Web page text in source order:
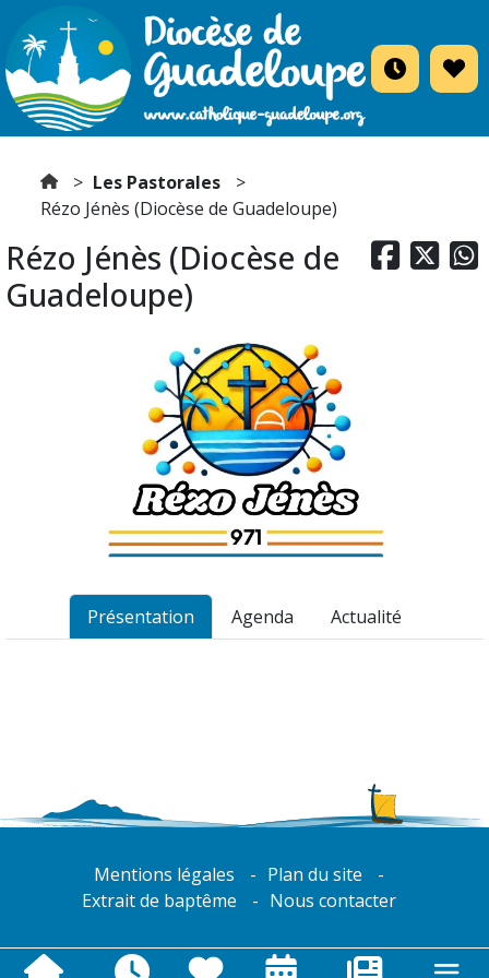
Les Pastorales
Rézo Jénès (Diocèse de Guadeloupe)
  
Rézo Jénès (Diocèse de
Guadeloupe)
Présentation Agenda Actualité
Mentions légales
Plan du site
Extrait de baptême
Nous contacter